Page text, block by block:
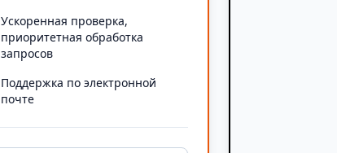
Ускоренная проверка,
приоритетная обработка
запросов
Поддержка по электронной
почте